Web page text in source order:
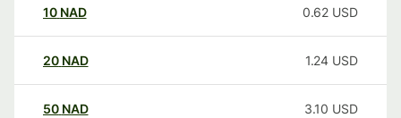
10 NAD 0.62 USD
20 NAD 1.24 USD
50 NAD 3.10 USD